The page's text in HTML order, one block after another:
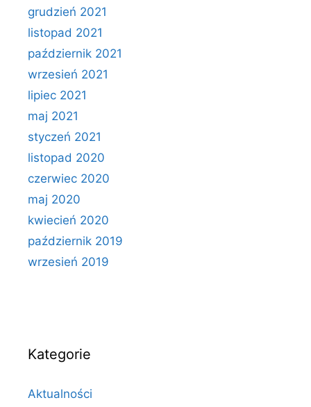
grudzień 2021
listopad 2021
październik 2021
wrzesień 2021
lipiec 2021
maj 2021
styczeń 2021
listopad 2020
czerwiec 2020
maj 2020
kwiecień 2020
październik 2019
wrzesień 2019
Kategorie
Aktualności